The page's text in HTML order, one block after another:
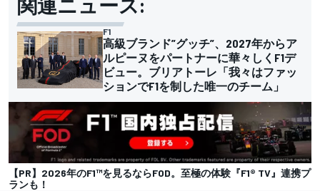
関連ニュース:
F1
高級ブランド”グッチ”、2027年からア
ルピーヌをパートナーに華々しくF1デ
ビュー。ブリアトーレ「我々はファッ
ションでF1を制した唯一のチーム」
【PR】2026年のF1™を見るならFOD。至極の体験『F1® TV』連携プ
ランも！